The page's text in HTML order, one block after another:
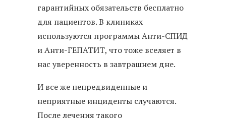
гарантийных обязательств бесплатно
для пациентов. В клиниках
используются программы Анти-СПИД
и Анти-ГЕПАТИТ, что тоже вселяет в
нас уверенность в завтрашнем дне.
И все же непредвиденные и
неприятные инциденты случаются.
После лечения такого